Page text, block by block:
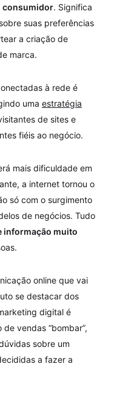
consumidor. Significa
suas preferências
a criação de
marca.
à rede é
uma estratégia
de sites e
fiéis ao negócio.
mais dificuldade em
a internet tornou o
só com o surgimento
de negócios. Tudo
informação muito
online que vai
se destacar dos
digital é
vendas “bombar”,
sobre um
a fazer a